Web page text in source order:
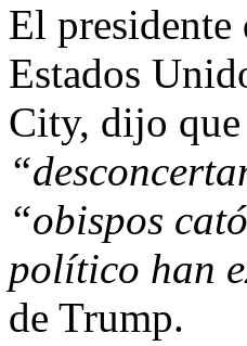
El presidente
Estados
City, dijo que
“obispos
político han
de Trump.